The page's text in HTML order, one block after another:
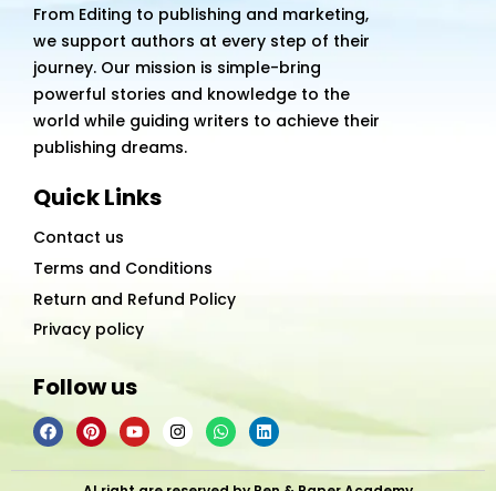
From Editing to publishing and marketing,
we support authors at every step of their
journey. Our mission is simple-bring
powerful stories and knowledge to the
world while guiding writers to achieve their
publishing dreams.
Quick Links
Contact us
Terms and Conditions
Return and Refund Policy
Privacy policy
Follow us
F
a
e
P
i
t
Y
o
t
I
n
t
W
h
a
t
L
i
k